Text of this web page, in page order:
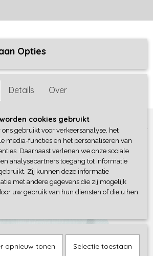
>shirts / polo's>Frogs and Dogs
Opties
Details Over
cookies gebruikt
ons gebruikt voor verkeersanalyse, het
media-functies en het personaliseren van
Daarnaast verlenen we onze sociale
analysepartners toegang tot informatie
Zij kunnen deze informatie
met andere gegevens die zij mogelijk
uw gebruik van hun diensten of die u hen
opnieuw tonen Selectie toestaan